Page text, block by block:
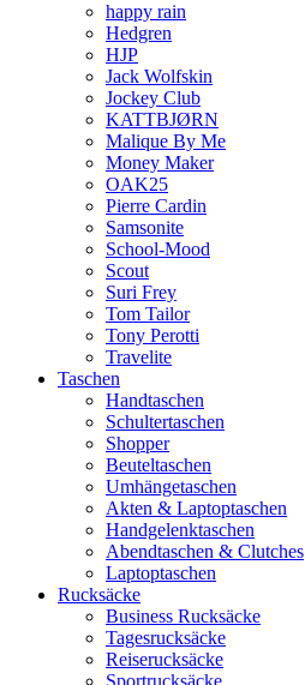
happy rain
Hedgren
HJP
Jack Wolfskin
Jockey Club
KATTBJØRN
Malique By Me
Money Maker
OAK25
Pierre Cardin
Samsonite
School-Mood
Scout
Suri Frey
Tom Tailor
Tony Perotti
Travelite
Taschen
Handtaschen
Schultertaschen
Shopper
Beuteltaschen
Umhängetaschen
Akten & Laptoptaschen
Handgelenktaschen
Abendtaschen & Clutches
Laptoptaschen
Rucksäcke
Business Rucksäcke
Tagesrucksäcke
Reiserucksäcke
Sportrucksäcke